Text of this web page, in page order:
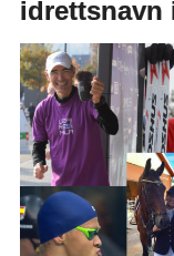
idrettsnavn